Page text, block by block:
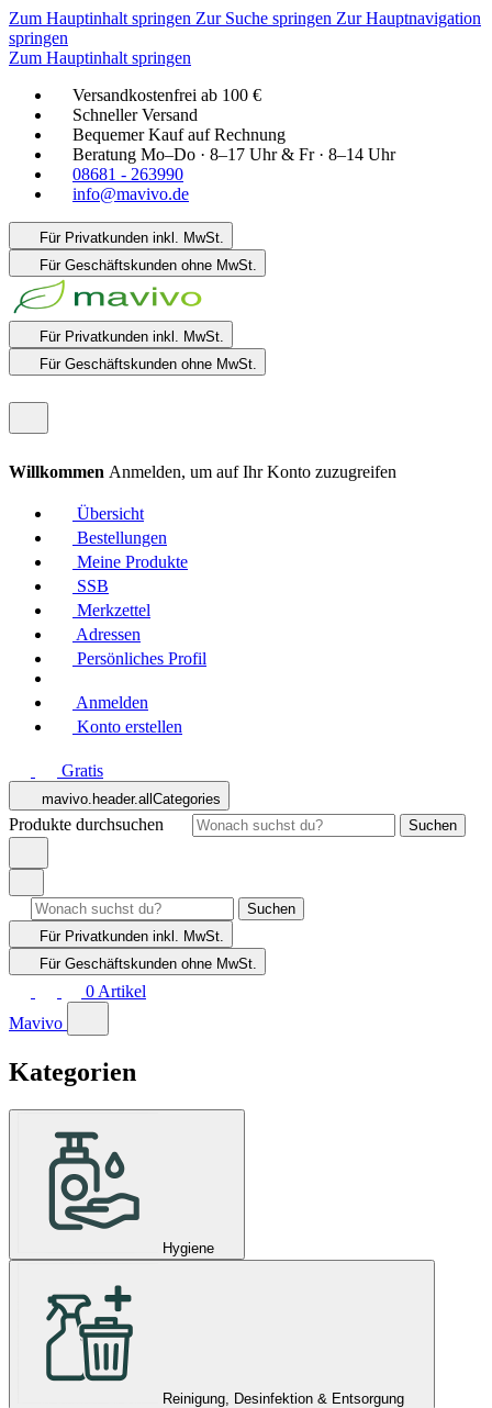
Zum Hauptinhalt springen Zur Suche springen Zur Hauptnavigation
springen
Zum Hauptinhalt springen
Versandkostenfrei ab 100 €
Schneller Versand
Bequemer Kauf auf Rechnung
Beratung Mo–Do · 8–17 Uhr & Fr · 8–14 Uhr
08681 - 263990
info@mavivo.de
Für Privatkunden inkl. MwSt.
Für Geschäftskunden ohne MwSt.
Für Privatkunden inkl. MwSt.
Für Geschäftskunden ohne MwSt.
Willkommen Anmelden, um auf Ihr Konto zuzugreifen
Übersicht
Bestellungen
Meine Produkte
SSB
Merkzettel
Adressen
Persönliches Profil
Anmelden
Konto erstellen
Gratis
mavivo.header.allCategories
Produkte durchsuchen Suchen
Suchen
Für Privatkunden inkl. MwSt.
Für Geschäftskunden ohne MwSt.
0 Artikel
Mavivo
Kategorien
Hygiene
Reinigung, Desinfektion & Entsorgung